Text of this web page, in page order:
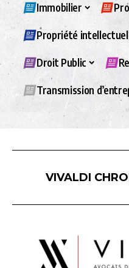
Immobilier
Propriété
Droit Public
Transmission
VIVALDI